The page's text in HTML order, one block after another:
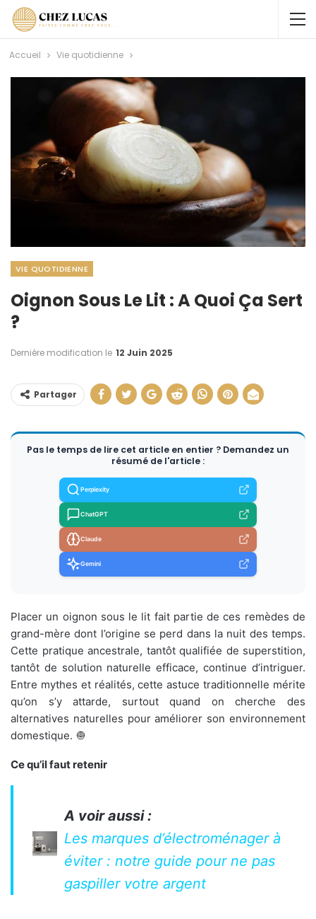
Accueil Vie quotidienne
VIE QUOTIDIENNE
Oignon Sous Le Lit : A Quoi Ça Sert
?
Dernière modification le 12 Juin 2025
Partager
Pas le temps de lire cet article en entier ? Demandez un
résumé de l'article :
Perplexity
ChatGPT
Claude
Gemini
Placer un oignon sous le lit fait partie de ces remèdes de
grand-mère dont l’origine se perd dans la nuit des temps.
Cette pratique ancestrale, tantôt qualifiée de superstition,
tantôt de solution naturelle efficace, continue d’intriguer.
Entre mythes et réalités, cette astuce traditionnelle mérite
qu’on s’y attarde, surtout quand on cherche des
alternatives naturelles pour améliorer son environnement
domestique. 🧅
Ce qu’il faut retenir
A voir aussi :
Les marques d’électroménager à
éviter : notre guide pour ne pas
gaspiller votre argent